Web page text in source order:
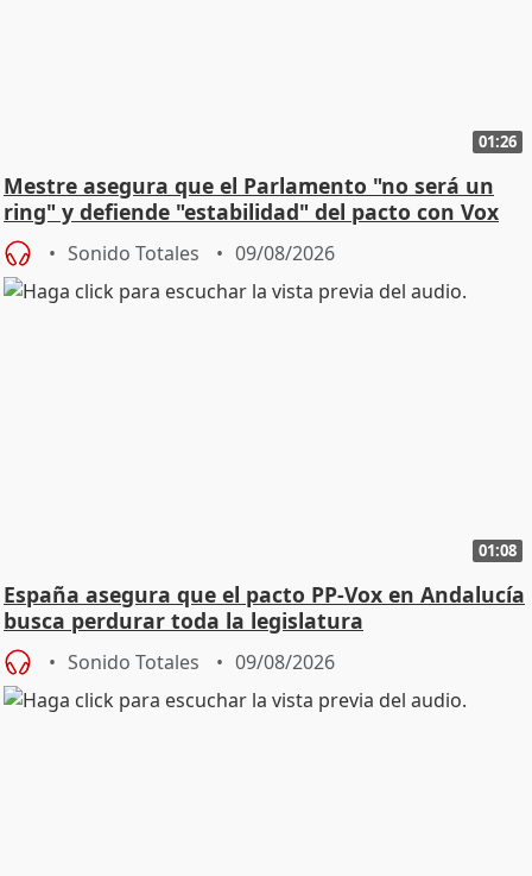
01:26
Mestre asegura que el Parlamento "no será un
ring" y defiende "estabilidad" del pacto con Vox
Sonido Totales 09/08/2026
01:08
España asegura que el pacto PP-Vox en Andalucía
busca perdurar toda la legislatura
Sonido Totales 09/08/2026